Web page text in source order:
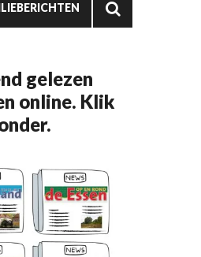
gelezen
online. Klik